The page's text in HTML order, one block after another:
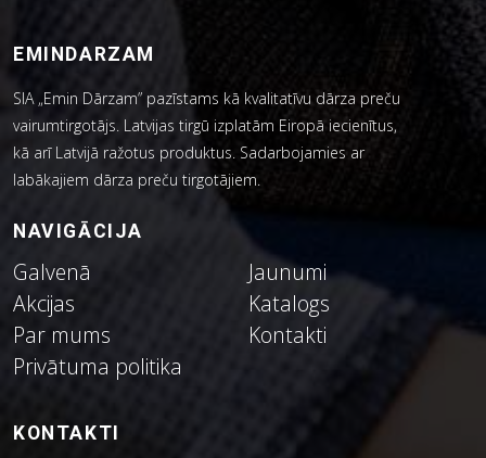
EMINDARZAM
SIA „Emin Dārzam” pazīstams kā kvalitatīvu dārza preču
vairumtirgotājs. Latvijas tirgū izplatām Eiropā iecienītus,
kā arī Latvijā ražotus produktus. Sadarbojamies ar
labākajiem dārza preču tirgotājiem.
NAVIGĀCIJA
Galvenā
Jaunumi
Akcijas
Katalogs
Par mums
Kontakti
Privātuma politika
KONTAKTI